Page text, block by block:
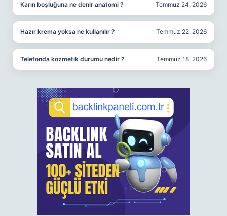
Karın boşluğuna ne denir anatomi ? Temmuz 24, 2026
Hazır krema yoksa ne kullanılır ? Temmuz 22, 2026
Telefonda kozmetik durumu nedir ? Temmuz 18, 2026